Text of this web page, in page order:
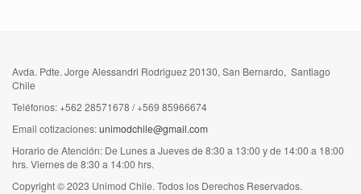
Avda. Pdte. Jorge Alessandri Rodriguez 20130, San Bernardo, Santiago
Chile
Teléfonos: +562 28571678 / +569 85966674
Email cotizaciones:unimodchile@gmail.com
Horario de Atención: De Lunes a Jueves de 8:30 a 13:00 y de 14:00 a 18:00
hrs. Viernes de 8:30 a 14:00 hrs.
Copyright © 2023 Unimod Chile. Todos los Derechos Reservados.